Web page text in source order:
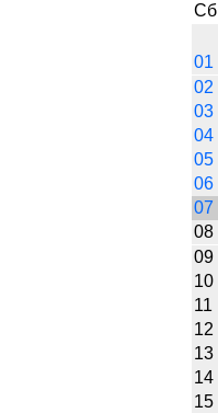
Сб
01
02
03
04
05
06
07
08
09
10
11
12
13
14
15